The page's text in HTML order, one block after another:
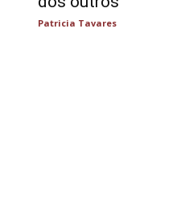
Patricia Tavares